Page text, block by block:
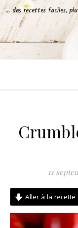
… des recettes faciles,
11
Aller à la recette